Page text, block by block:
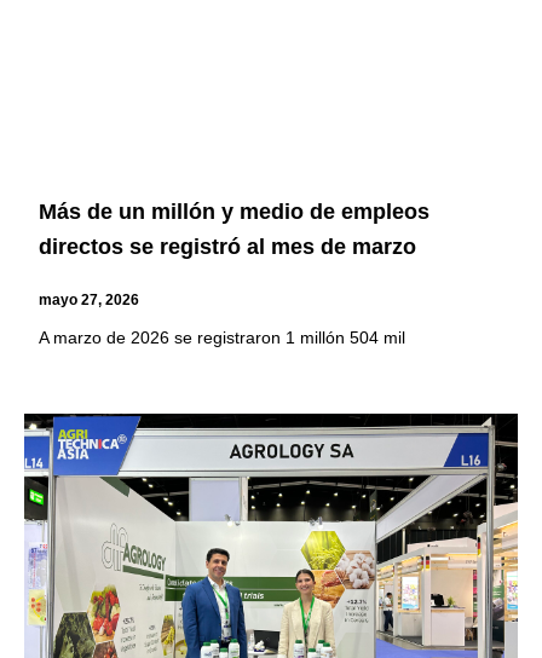
Más de un millón y medio de empleos
directos se registró al mes de marzo
mayo 27, 2026
A marzo de 2026 se registraron 1 millón 504 mil